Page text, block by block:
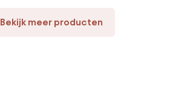
Bekijk meer producten